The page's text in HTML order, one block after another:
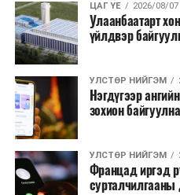
ЦАГ ҮЕ 2026/08/07
Улаанбаатарт
үйлдвэр
УЛСТӨР НИЙГЭМ
Нэгдүгээр
зохион байгуулна
УЛСТӨР НИЙГЭМ
Францад иргэд
сурталчилгааны